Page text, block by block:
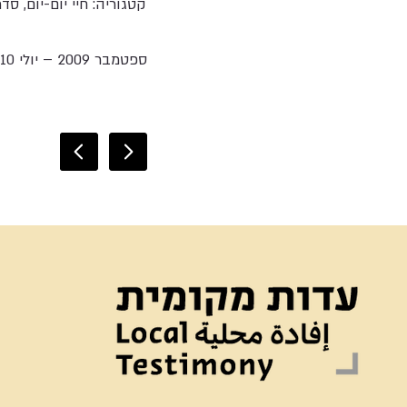
קטגוריה: חיי יום-יום,
ספטמבר 2009 – יולי 2010